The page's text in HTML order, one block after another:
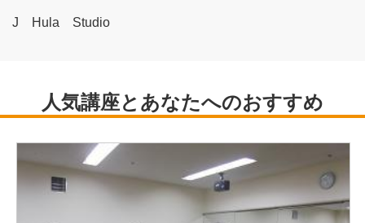
J Hula Studio